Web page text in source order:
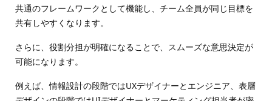
共通のフレームワークとして機能し、チーム全員が同じ目標を
共有しやすくなります。
さらに、役割分担が明確になることで、スムーズな意思決定が
可能になります。
例えば、情報設計の段階ではUXデザイナーとエンジニア、表層